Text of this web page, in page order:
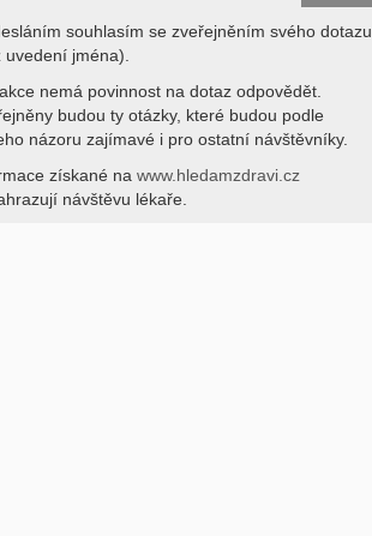
souhlasím se zveřejněním svého dotazu
uvedení jména).
nemá povinnost na dotaz odpovědět.
budou ty otázky, které budou podle
názoru zajímavé i pro ostatní návštěvníky.
získané na www.hledamzdravi.cz
návštěvu lékaře.